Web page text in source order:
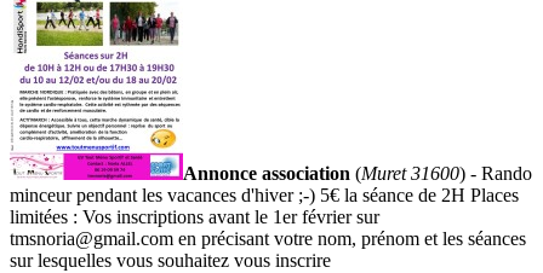
Annonce association (Muret 31600) - Rando
minceur pendant les vacances d'hiver ;-) 5€ la séance de 2H Places
limitées : Vos inscriptions avant le 1er février sur
tmsnoria@gmail.com en précisant votre nom, prénom et les séances
sur lesquelles vous souhaitez vous inscrire